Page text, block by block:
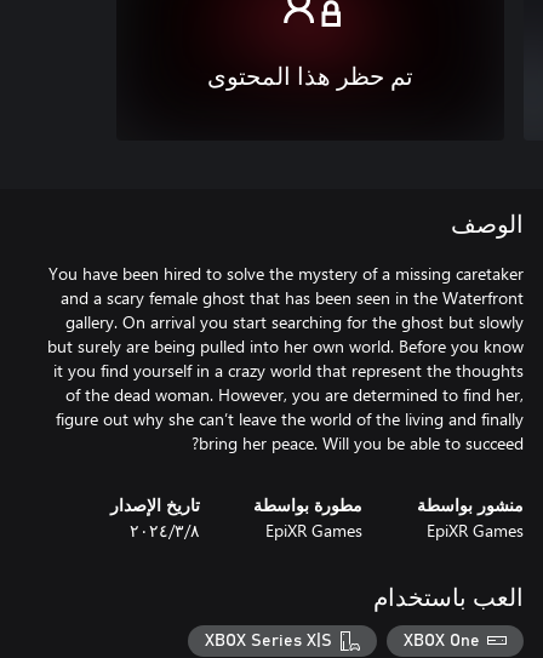
تم حظر هذا المحتوى
الوصف
You have been hired to solve the mystery of a missing caretaker
and a scary female ghost that has been seen in the Waterfront
gallery. On arrival you start searching for the ghost but slowly
but surely are being pulled into her own world. Before you know
it you find yourself in a crazy world that represent the thoughts
of the dead woman. However, you are determined to find her,
figure out why she can’t leave the world of the living and finally
bring her peace. Will you be able to succeed?
منشور بواسطة
EpiXR Games
مطورة بواسطة
EpiXR Games
تاريخ الإصدار
٨‏/٣‏/٢٠٢٤
العب باستخدام
XBOX One
XBOX Series X|S